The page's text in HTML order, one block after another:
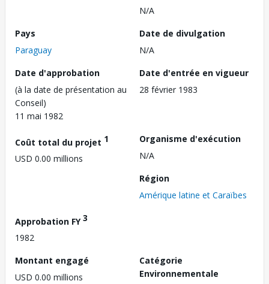
N/A
Pays
Paraguay
Date de divulgation
N/A
Date d'approbation
(à la date de présentation au
Conseil)
11 mai 1982
Date d'entrée en vigueur
28 février 1983
Coût total du projet 1
USD 0.00 millions
Organisme d'exécution
N/A
Région
Amérique latine et Caraïbes
Approbation FY3
1982
Montant engagé
USD 0.00 millions
Catégorie
Environnementale